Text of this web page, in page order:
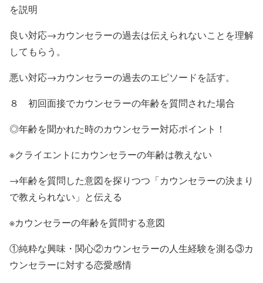
を説明
良い対応→カウンセラーの過去は伝えられないことを理解
してもらう。
悪い対応→カウンセラーの過去のエピソードを話す。
８ 初回面接でカウンセラーの年齢を質問された場合
◎年齢を聞かれた時のカウンセラー対応ポイント！
※クライエントにカウンセラーの年齢は教えない
→年齢を質問した意図を探りつつ「カウンセラーの決まり
で教えられない」と伝える
※カウンセラーの年齢を質問する意図
①純粋な興味・関心②カウンセラーの人生経験を測る③カ
ウンセラーに対する恋愛感情